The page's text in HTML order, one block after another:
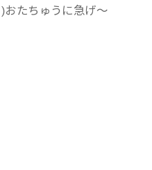
)おたちゅうに急げ～